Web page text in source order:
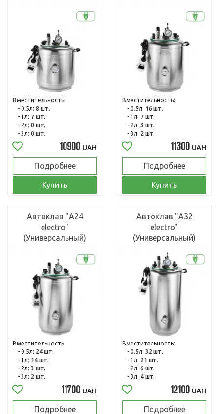
Вместительность:
- 0.5л: 8 шт.
- 1л: 7 шт.
- 2л: 0 шт.
- 3л: 0 шт.
10900 UAH
Подробнее
Купить
Вместительность:
- 0.5л: 16 шт.
- 1л: 7 шт.
- 2л: 3 шт.
- 3л: 2 шт.
11300 UAH
Подробнее
Купить
Автоклав "А24
electro"
(Универсальный)
Вместительность:
- 0.5л: 24 шт.
- 1л: 14 шт.
- 2л: 3 шт.
- 3л: 2 шт.
11700 UAH
Подробнее
Автоклав "А32
electro"
(Универсальный)
Вместительность:
- 0.5л: 32 шт.
- 1л: 21 шт.
- 2л: 6 шт.
- 3л: 4 шт.
12100 UAH
Подробнее